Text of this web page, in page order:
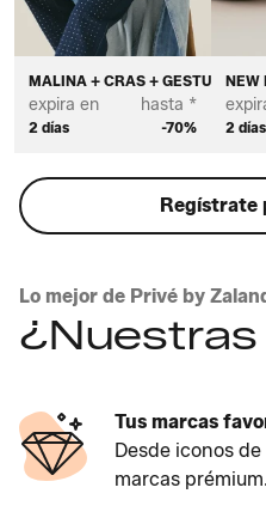
MALINA + CRAS + GESTUZ
expira en
2 días
hasta *
-70%
NEW
2 días
Regístrate
Lo mejor de Privé by
Tus marcas
Desde iconos
marcas